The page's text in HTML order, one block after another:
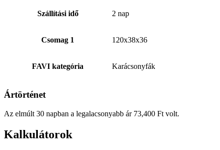
Szállítási idő 2 nap
Csomag 1 120x38x36
FAVI kategória Karácsonyfák
Ártörténet
Az elmúlt 30 napban a legalacsonyabb ár 73,400 Ft volt.
Kalkulátorok